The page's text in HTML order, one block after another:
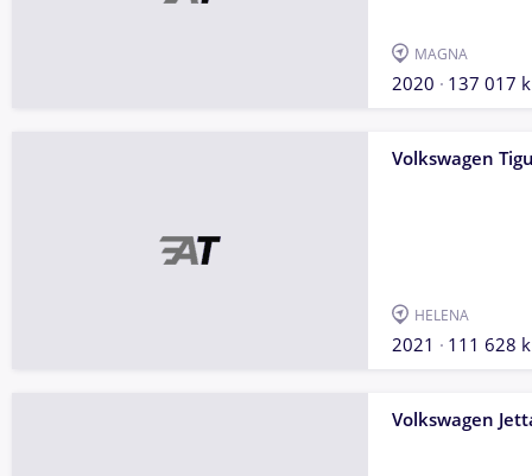
MAGNA
2020 137 017
Volkswagen
HELENA
2021 111 628
Volkswagen